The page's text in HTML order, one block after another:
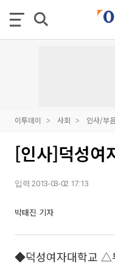
이투데이 사회 인사/부
[인사]덕성여
입력 2013-03-02 17:13
박태진 기자
◆덕성여자대학교 △